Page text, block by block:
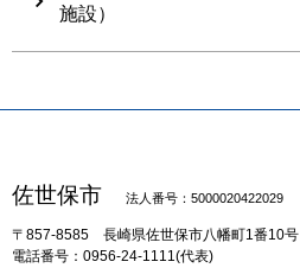
施設）
佐世保市 法人番号：5000020422029
〒857-8585 長崎県佐世保市八幡町1番10号
電話番号：0956-24-1111(代表)